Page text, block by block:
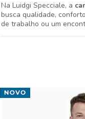
Na Luidgi Specciale, a
busca qualidade,
de trabalho ou um
Nossa coleção abrange
contemporâneo.
estampas para que
excelência Luidgi